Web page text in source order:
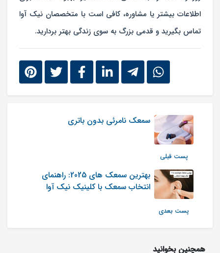
اطلاعات بیشتر یا مشاوره، کافی است با متخصصان نیک آوا
تماس بگیرید و قدمی بزرگ به سوی زندگی بهتر بردارید.
پست قبلی
سمعک نامرئی بدون باتری
بهترین سمعک های 2025: راهنمای
انتخاب سمعک با کلینیک نیک آوا
پست بعدی
همچنین بخوانید